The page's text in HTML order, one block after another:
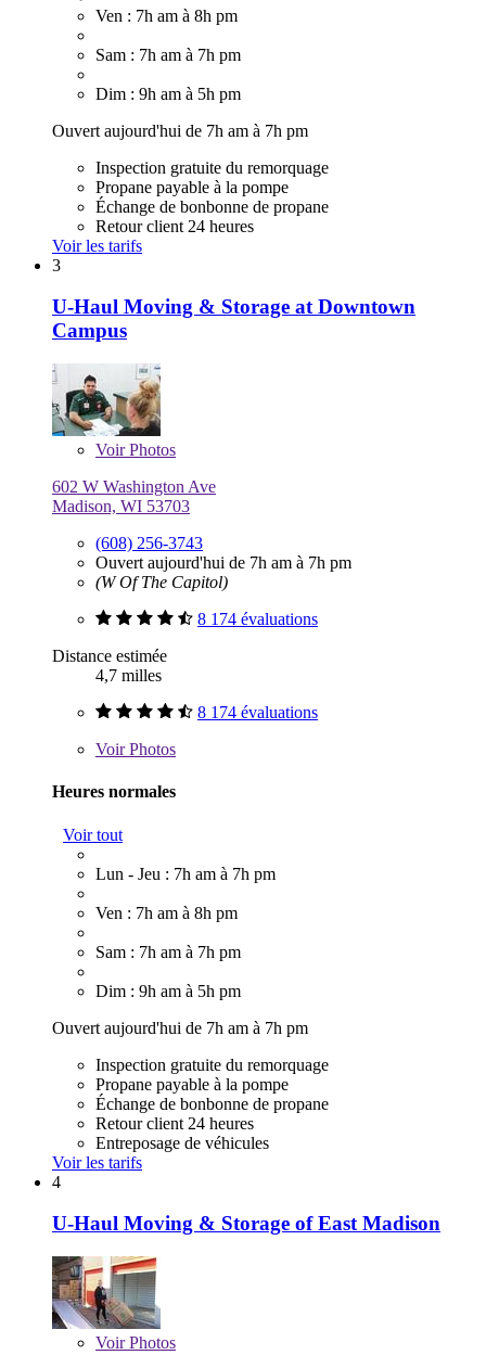
Ven : 7h am à 8h pm
Sam : 7h am à 7h pm
Dim : 9h am à 5h pm
Ouvert aujourd'hui de 7h am à 7h pm
Inspection gratuite du remorquage
Propane payable à la pompe
Échange de bonbonne de propane
Retour client 24 heures
Voir les tarifs
3
U-Haul Moving & Storage at Downtown
Campus
VoirPhotos
602 W Washington Ave
Madison, WI 53703
(608) 256-3743
Ouvert aujourd'hui de 7h am à 7h pm
(W Of The Capitol)
8 174 évaluations
Distance estimée
4,7 milles
8 174 évaluations
VoirPhotos
Heures normales
Voir tout
Lun - Jeu : 7h am à 7h pm
Ven : 7h am à 8h pm
Sam : 7h am à 7h pm
Dim : 9h am à 5h pm
Ouvert aujourd'hui de 7h am à 7h pm
Inspection gratuite du remorquage
Propane payable à la pompe
Échange de bonbonne de propane
Retour client 24 heures
Entreposage de véhicules
Voir les tarifs
4
U-Haul Moving & Storage of East Madison
VoirPhotos